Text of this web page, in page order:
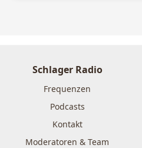
Schlager Radio
Frequenzen
Podcasts
Kontakt
Moderatoren & Team